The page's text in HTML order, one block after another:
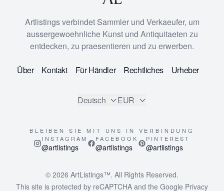
Artlistings verbindet Sammler und Verkaeufer, um
aussergewoehnliche Kunst und Antiquitaeten zu
entdecken, zu praesentieren und zu erwerben.
Über Kontakt Für Händler Rechtliches Urheber
Deutsch EUR
BLEIBEN SIE MIT UNS IN VERBINDUNG
INSTAGRAM
@artlistings
FACEBOOK
@artlistings
PINTEREST
@artlistings
© 2026 ArtListings™. All Rights Reserved.
This site is protected by reCAPTCHA and the Google Privacy